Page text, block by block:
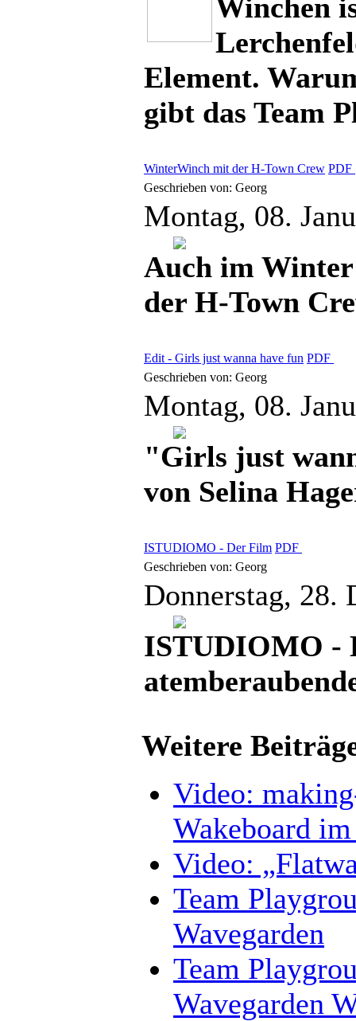
Winchen
Element.
gibt das Team
WinterWinch mit der H-Town Crew PDF
Geschrieben von: Georg
Montag, 08.
Auch im
der H-Town
Edit - Girls just wanna have fun PDF
Geschrieben von: Georg
Montag, 08.
"Girls just
von Selina
ISTUDIOMO - Der Film PDF
Geschrieben von: Georg
Donnerstag, 28.
ISTUDIOMO -
Weitere
Video:
Wakeboard
Video:
Team
Wavegarden
Team
Wavegarden